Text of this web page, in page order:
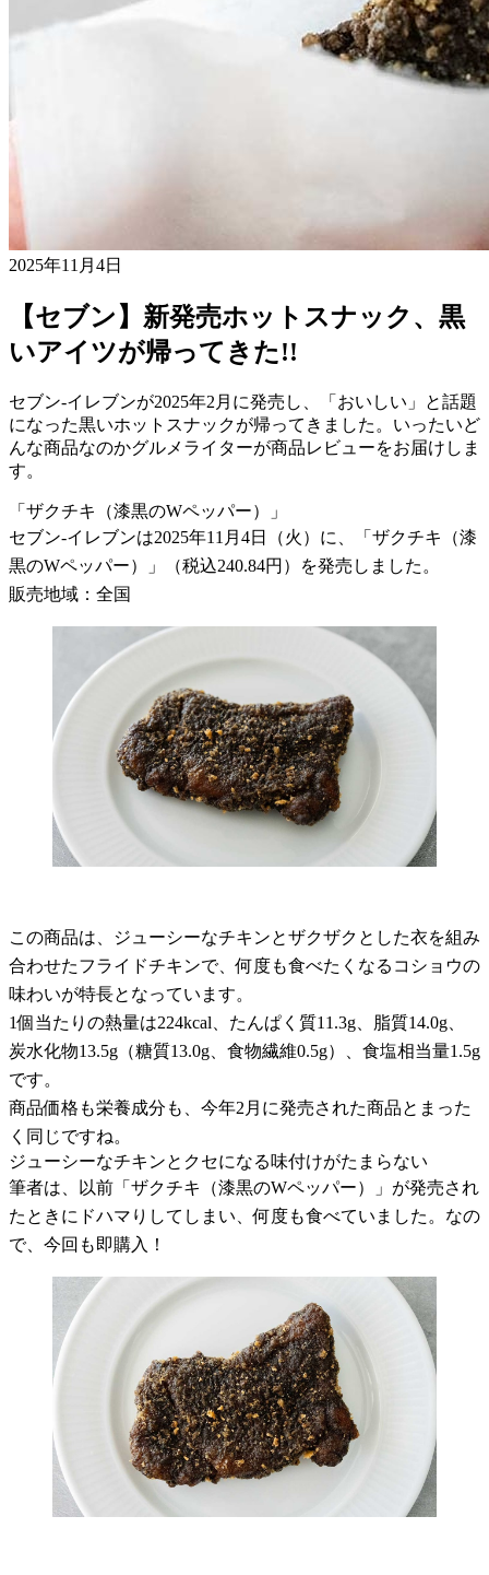
2025年11月4日
【セブン】新発売ホットスナック、黒
いアイツが帰ってきた!!
セブン-イレブンが2025年2月に発売し、「おいしい」と話題
になった黒いホットスナックが帰ってきました。いったいど
んな商品なのかグルメライターが商品レビューをお届けしま
す。
「ザクチキ（漆黒のWペッパー）」
セブン-イレブンは2025年11月4日（火）に、「ザクチキ（漆
黒のWペッパー）」（税込240.84円）を発売しました。
販売地域：全国
この商品は、ジューシーなチキンとザクザクとした衣を組み
合わせたフライドチキンで、何度も食べたくなるコショウの
味わいが特長となっています。
1個当たりの熱量は224kcal、たんぱく質11.3g、脂質14.0g、
炭水化物13.5g（糖質13.0g、食物繊維0.5g）、食塩相当量1.5g
です。
商品価格も栄養成分も、今年2月に発売された商品とまった
く同じですね。
ジューシーなチキンとクセになる味付けがたまらない
筆者は、以前「ザクチキ（漆黒のWペッパー）」が発売され
たときにドハマりしてしまい、何度も食べていました。なの
で、今回も即購入！